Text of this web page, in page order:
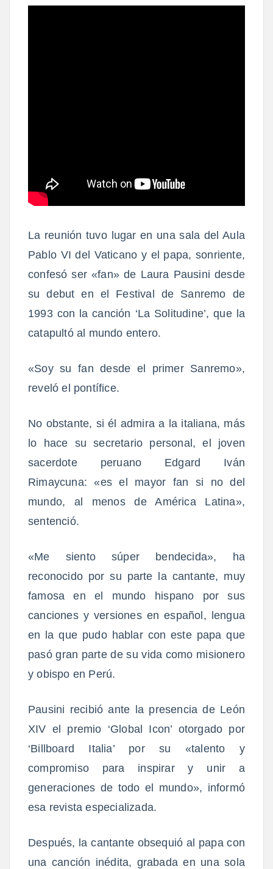
La reunión tuvo lugar en una sala del Aula
Pablo VI del Vaticano y el papa, sonriente,
confesó ser «fan» de Laura Pausini desde
su debut en el Festival de Sanremo de
1993 con la canción ‘La Solitudine’, que la
catapultó al mundo entero.
«Soy su fan desde el primer Sanremo»,
reveló el pontífice.
No obstante, si él admira a la italiana, más
lo hace su secretario personal, el joven
sacerdote peruano Edgard Iván
Rimaycuna: «es el mayor fan si no del
mundo, al menos de América Latina»,
sentenció.
«Me siento súper bendecida», ha
reconocido por su parte la cantante, muy
famosa en el mundo hispano por sus
canciones y versiones en español, lengua
en la que pudo hablar con este papa que
pasó gran parte de su vida como misionero
y obispo en Perú.
Pausini recibió ante la presencia de León
XIV el premio ‘Global Icon’ otorgado por
‘Billboard Italia’ por su «talento y
compromiso para inspirar y unir a
generaciones de todo el mundo», informó
esa revista especializada.
Después, la cantante obsequió al papa con
una canción inédita, grabada en una sola